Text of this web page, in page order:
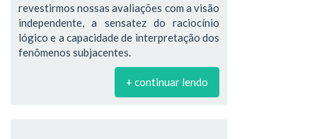
revestirmos nossas avaliações com a visão
independente, a sensatez do raciocínio
lógico e a capacidade de interpretação dos
fenômenos subjacentes.
+ continuar lendo